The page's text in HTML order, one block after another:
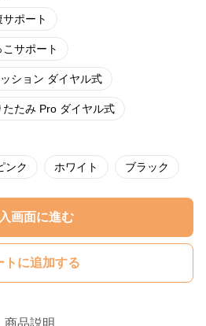
ポート
サポート
ション ダイヤル式
たみ Pro ダイヤル式
ンク ホワイト ブラック
画面に進む
トに追加する
商品説明